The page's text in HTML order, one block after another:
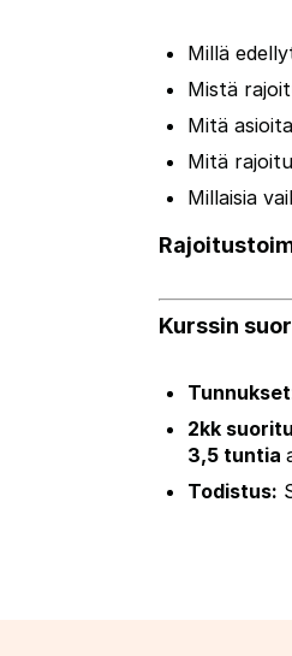
Millä
Mistä
Mitä
Mitä
Millaisia
Kurssin
Tunnukset
2kk
3,5 tuntia
Todistus: